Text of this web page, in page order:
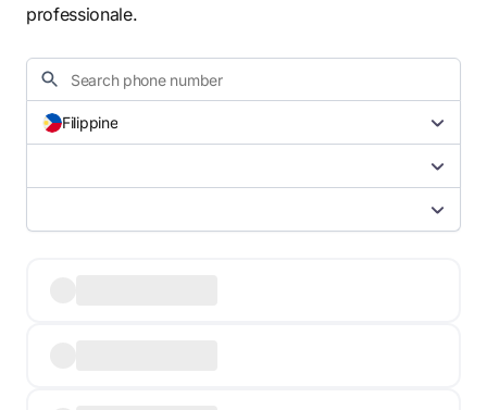
professionale.
Filippine